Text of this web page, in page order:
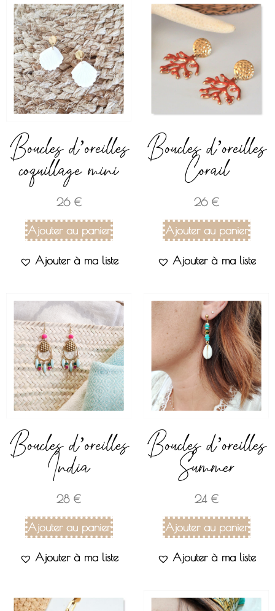
Boucles d’oreilles
coquillage mini
26 €
Ajouter au panier
Ajouter à ma liste
Boucles d’oreilles
Corail
26 €
Ajouter au panier
Ajouter à ma liste
Boucles d’oreilles
India
28 €
Ajouter au panier
Ajouter à ma liste
Boucles d’oreilles
Summer
24 €
Ajouter au panier
Ajouter à ma liste